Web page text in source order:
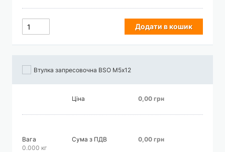
Додати в кошик
Втулка запресовочна BSO М5х12
Ціна 0,00 грн
Вага
0.000 кг
Сума з ПДВ 0,00 грн